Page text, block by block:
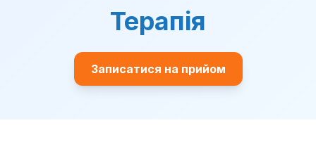
Терапія
Записатися на прийом